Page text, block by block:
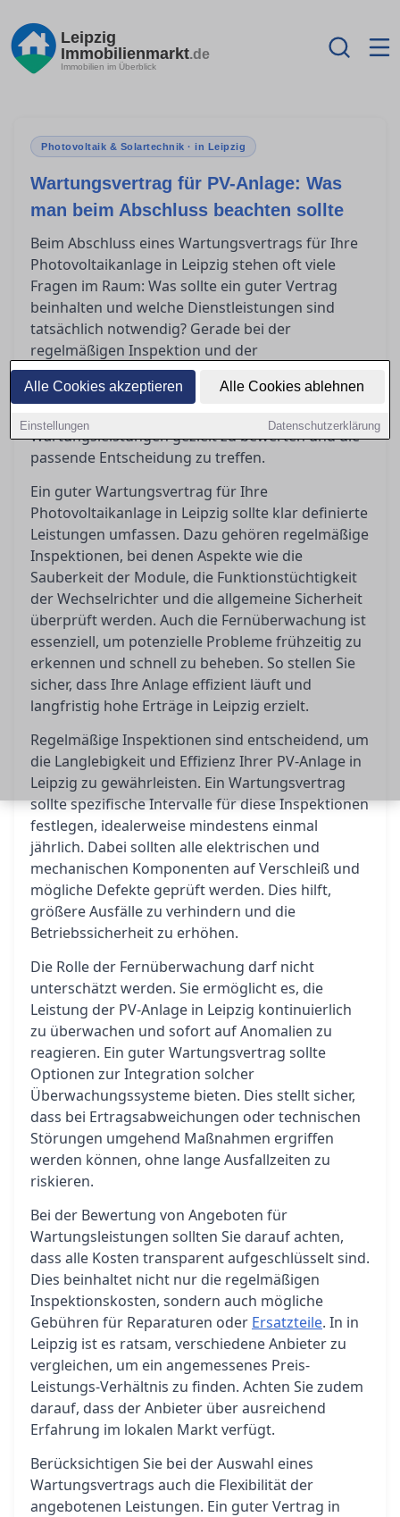
Alle Cookies akzeptieren Alle Cookies ablehnen
Einstellungen Datenschutzerklärung
Leipzig
Immobilienmarkt.de
Immobilien im Überblick
Photovoltaik & Solartechnik · in Leipzig
Wartungsvertrag für PV-Anlage: Was
man beim Abschluss beachten sollte
Beim Abschluss eines Wartungsvertrags für Ihre
Photovoltaikanlage in Leipzig stehen oft viele
Fragen im Raum: Was sollte ein guter Vertrag
beinhalten und welche Dienstleistungen sind
tatsächlich notwendig? Gerade bei der
regelmäßigen Inspektion und der
Fernüberwachung gibt es wichtige Aspekte zu
beachten. Dieser Ratgeber bietet eine klare
Wartungsleistungen gezielt zu bewerten und die
passende Entscheidung zu treffen.
Ein guter Wartungsvertrag für Ihre
Photovoltaikanlage in Leipzig sollte klar definierte
Leistungen umfassen. Dazu gehören regelmäßige
Inspektionen, bei denen Aspekte wie die
Sauberkeit der Module, die Funktionstüchtigkeit
der Wechselrichter und die allgemeine Sicherheit
überprüft werden. Auch die Fernüberwachung ist
essenziell, um potenzielle Probleme frühzeitig zu
erkennen und schnell zu beheben. So stellen Sie
sicher, dass Ihre Anlage effizient läuft und
langfristig hohe Erträge in Leipzig erzielt.
Regelmäßige Inspektionen sind entscheidend, um
die Langlebigkeit und Effizienz Ihrer PV-Anlage in
Leipzig zu gewährleisten. Ein Wartungsvertrag
sollte spezifische Intervalle für diese Inspektionen
festlegen, idealerweise mindestens einmal
jährlich. Dabei sollten alle elektrischen und
mechanischen Komponenten auf Verschleiß und
mögliche Defekte geprüft werden. Dies hilft,
größere Ausfälle zu verhindern und die
Betriebssicherheit zu erhöhen.
Die Rolle der Fernüberwachung darf nicht
unterschätzt werden. Sie ermöglicht es, die
Leistung der PV-Anlage in Leipzig kontinuierlich
zu überwachen und sofort auf Anomalien zu
reagieren. Ein guter Wartungsvertrag sollte
Optionen zur Integration solcher
Überwachungssysteme bieten. Dies stellt sicher,
dass bei Ertragsabweichungen oder technischen
Störungen umgehend Maßnahmen ergriffen
werden können, ohne lange Ausfallzeiten zu
riskieren.
Bei der Bewertung von Angeboten für
Wartungsleistungen sollten Sie darauf achten,
dass alle Kosten transparent aufgeschlüsselt sind.
Dies beinhaltet nicht nur die regelmäßigen
Inspektionskosten, sondern auch mögliche
Gebühren für Reparaturen oder Ersatzteile. In in
Leipzig ist es ratsam, verschiedene Anbieter zu
vergleichen, um ein angemessenes Preis-
Leistungs-Verhältnis zu finden. Achten Sie zudem
darauf, dass der Anbieter über ausreichend
Erfahrung im lokalen Markt verfügt.
Berücksichtigen Sie bei der Auswahl eines
Wartungsvertrags auch die Flexibilität der
angebotenen Leistungen. Ein guter Vertrag in